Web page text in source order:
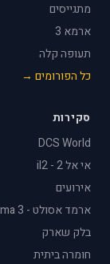
מתגייסים
ארמא 3
תעופה קלה
כל הפורומים →
סקירות
DCS World
אי אל 2 - il2
אירועים
ארמד אסולט - Arma 3
בלק שארק
חומרה ביתית